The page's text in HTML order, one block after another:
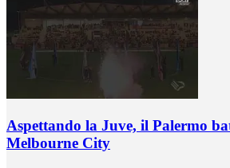
Aspettando la Juve, il Palermo
Melbourne City